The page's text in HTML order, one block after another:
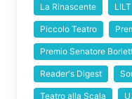
La Rinascente LILT
Piccolo Teatro
Premio Senatore
Reader's Digest
Teatro alla Scala